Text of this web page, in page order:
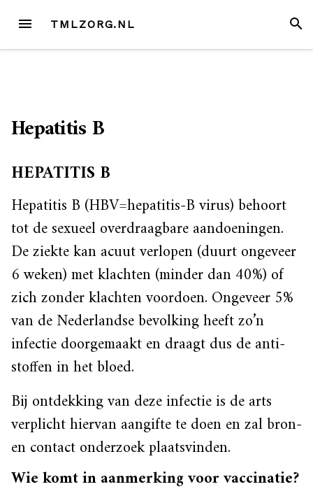
content
MENU TMLZORG.NL
Hepatitis B
HEPATITIS B
Hepatitis B (HBV=hepatitis-B virus) behoort
tot de sexueel overdraagbare aandoeningen.
De ziekte kan acuut verlopen (duurt ongeveer
6 weken) met klachten (minder dan 40%) of
zich zonder klachten voordoen. Ongeveer 5%
van de Nederlandse bevolking heeft zo’n
infectie doorgemaakt en draagt dus de anti-
stoffen in het bloed.
Bij ontdekking van deze infectie is de arts
verplicht hiervan aangifte te doen en zal bron-
en contact onderzoek plaatsvinden.
Wie komt in aanmerking voor vaccinatie?